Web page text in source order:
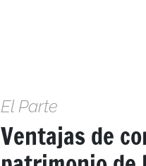
El Parte
Ventajas de